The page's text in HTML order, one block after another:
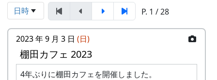
日時 P. 1 / 28
2023 年 9 月 3 日 (日)
棚田カフェ 2023
4年ぶりに棚田カフェを開催しました。